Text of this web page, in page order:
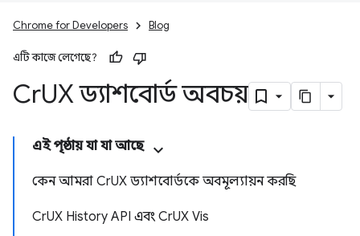
Chrome for Developers Blog
এটি কাজে লেগেছে?
CrUX ড্যাশবোর্ড অবচয়
এই পৃষ্ঠায় যা যা আছে
কেন আমরা CrUX ড্যাশবোর্ডকে অবমূল্যায়ন করছি
CrUX History API এবং CrUX Vis